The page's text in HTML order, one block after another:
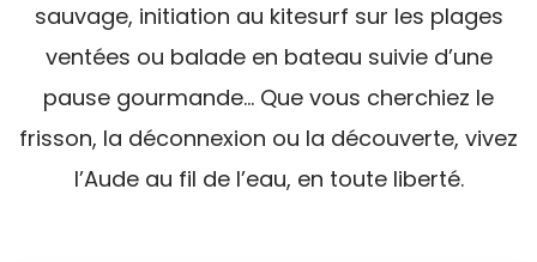
sauvage, initiation au kitesurf sur les plages
ventées ou balade en bateau suivie d’une
pause gourmande… Que vous cherchiez le
frisson, la déconnexion ou la découverte, vivez
l’Aude au fil de l’eau, en toute liberté.